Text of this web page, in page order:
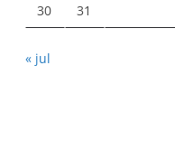
30 31
« jul